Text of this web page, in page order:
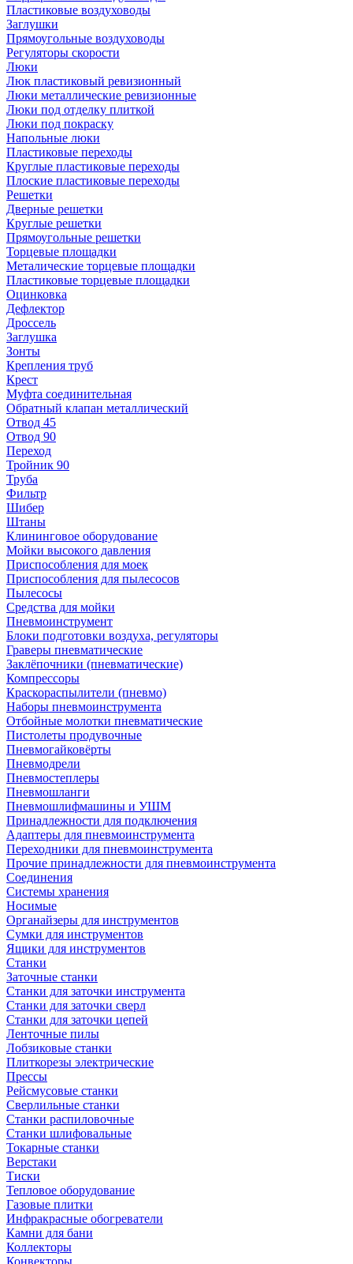
Пластиковые воздуховоды
Заглушки
Прямоугольные воздуховоды
Регуляторы скорости
Люки
Люк пластиковый ревизионный
Люки металлические ревизионные
Люки под отделку плиткой
Люки под покраску
Напольные люки
Пластиковые переходы
Круглые пластиковые переходы
Плоские пластиковые переходы
Решетки
Дверные решетки
Круглые решетки
Прямоугольные решетки
Торцевые площадки
Металические торцевые площадки
Пластиковые торцевые площадки
Оцинковка
Дефлектор
Дроссель
Заглушка
Зонты
Крепления труб
Крест
Муфта соединительная
Обратный клапан металлический
Отвод 45
Отвод 90
Переход
Тройник 90
Труба
Фильтр
Шибер
Штаны
Клининговое оборудование
Мойки высокого давления
Приспособления для моек
Приспособления для пылесосов
Пылесосы
Средства для мойки
Пневмоинструмент
Блоки подготовки воздуха, регуляторы
Граверы пневматические
Заклёпочники (пневматические)
Компрессоры
Краскораспылители (пневмо)
Наборы пневмоинструмента
Отбойные молотки пневматические
Пистолеты продувочные
Пневмогайковёрты
Пневмодрели
Пневмостеплеры
Пневмошланги
Пневмошлифмашины и УШМ
Принадлежности для подключения
Адаптеры для пневмоинструмента
Переходники для пневмоинструмента
Прочие принадлежности для пневмоинструмента
Соединения
Системы хранения
Носимые
Органайзеры для инструментов
Сумки для инструментов
Ящики для инструментов
Станки
Заточные станки
Станки для заточки инструмента
Станки для заточки сверл
Станки для заточки цепей
Ленточные пилы
Лобзиковые станки
Плиткорезы электрические
Прессы
Рейсмусовые станки
Сверлильные станки
Станки распиловочные
Станки шлифовальные
Токарные станки
Верстаки
Тиски
Тепловое оборудование
Газовые плитки
Инфракрасные обогреватели
Камни для бани
Коллекторы
Конвекторы